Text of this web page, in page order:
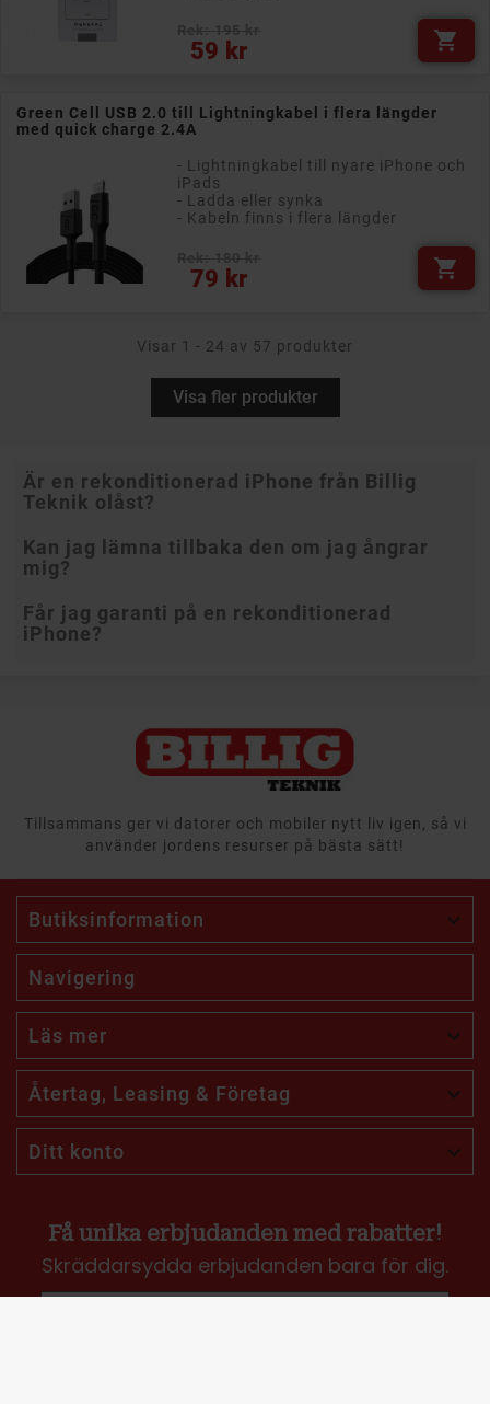
59 kr
Pris 
Green Cell USB 2.0 till Lightningkabel i flera längder
med quick charge 2.4A
- Lightningkabel till nyare iPhone och
iPads
- Ladda eller synka
- Kabeln finns i flera längder
79 kr
Pris 
Visar 1 - 24 av 57 produkter
Visa fler produkter
Är en rekonditionerad iPhone från Billig
Teknik olåst?
Ja. Alla rekonditionerade iPhone-modeller hos
oss fungerar med vilket operatörssimkort som
via oss eller någon annan.
Kan jag lämna tillbaka den om jag ångrar
mig?
Ja. Billig Teknik erbjuder 14 dagars öppet köp,
både online och i butik. Om telefonen inte känns
Får jag garanti på en rekonditionerad
iPhone?
Tillsammans ger vi datorer och mobiler nytt liv igen, så vi
använder jordens resurser på bästa sätt!
Butiksinformation 
Navigering
Läs mer 
Återtag, Leasing & Företag 
Ditt konto 
Få unika erbjudanden med rabatter!
Skräddarsydda erbjudanden bara för dig.